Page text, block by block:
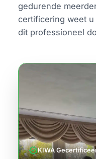
gedurende
certificering weet
dit professioneel
verifiedKIWA